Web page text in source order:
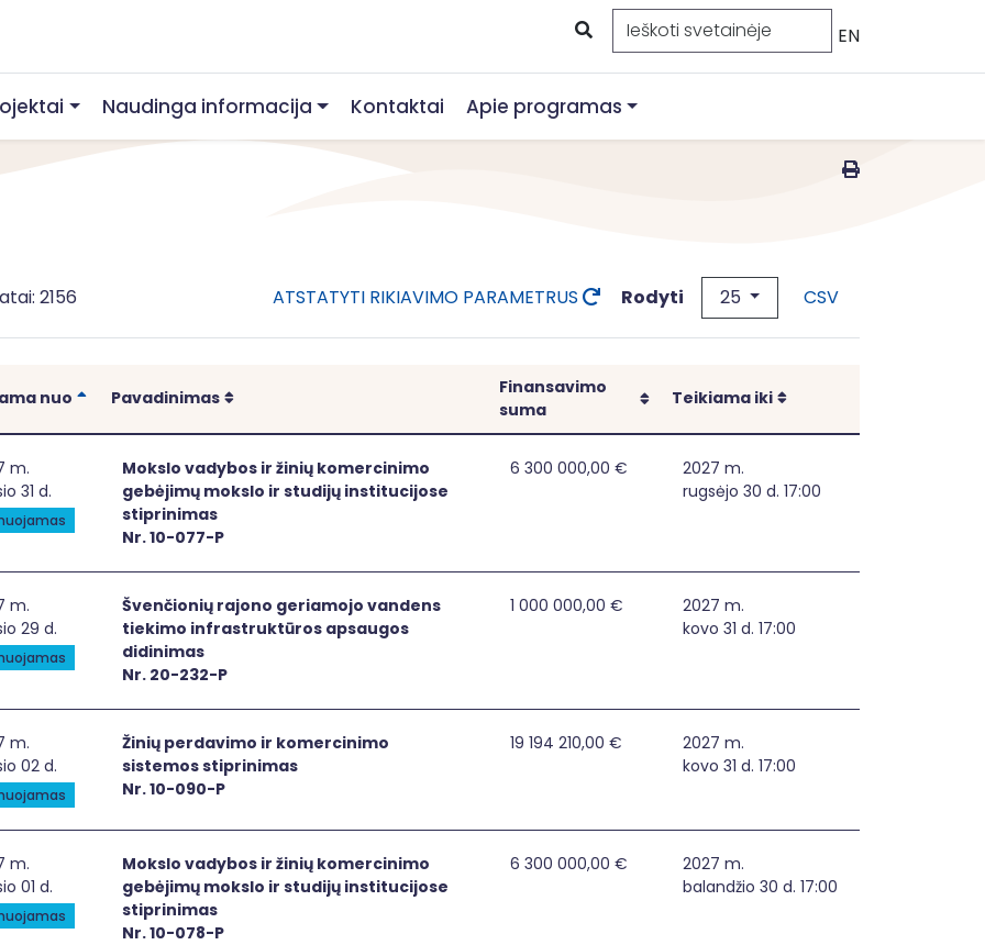
EN
Naudinga informacija Kontaktai Apie programas
2156 ATSTATYTI RIKIAVIMO PARAMETRUS Rodyti 25 CSV
nuo Rikiuoti
Pavadinimas Rikiuoti
Finansavimo
suma
Rikiuoti
Teikiama iki Rikiuoti
vadybos ir žinių komercinimo gebėjimų mokslo ir studijų institucijose stiprinimas
m.
31 d.
Mokslo vadybos ir žinių komercinimo
gebėjimų mokslo ir studijų institucijose
stiprinimas
Nr. 10-077-P
6 300 000,00 €
2027 m.
rugsėjo 30 d. 17:00
rajono geriamojo vandens tiekimo infrastruktūros apsaugos didinimas
m.
29 d.
Švenčionių rajono geriamojo vandens
tiekimo infrastruktūros apsaugos
didinimas
Nr. 20-232-P
1 000 000,00 €
2027 m.
kovo 31 d. 17:00
perdavimo ir komercinimo sistemos stiprinimas
m.
02 d.
Žinių perdavimo ir komercinimo
sistemos stiprinimas
Nr. 10-090-P
19 194 210,00 €
2027 m.
kovo 31 d. 17:00
vadybos ir žinių komercinimo gebėjimų mokslo ir studijų institucijose stiprinimas
m.
01 d.
Mokslo vadybos ir žinių komercinimo
gebėjimų mokslo ir studijų institucijose
stiprinimas
Nr. 10-078-P
6 300 000,00 €
2027 m.
balandžio 30 d. 17:00